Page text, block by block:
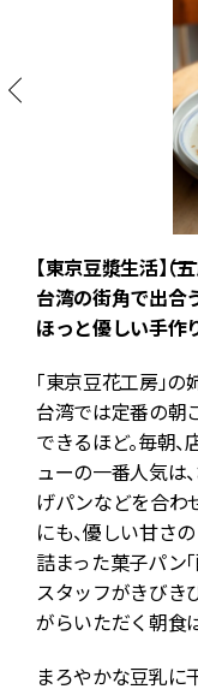
【東京豆漿生活】（
台湾の街角で出合
ほっと優しい手作
「東京豆花工房」
台湾では定番の朝
できるほど。毎朝
ューの一番人気は
げパンなどを合わ
にも、優しい甘さ
詰まった菓子パン
スタッフがきびき
がらいただく朝食
まろやかな豆乳に